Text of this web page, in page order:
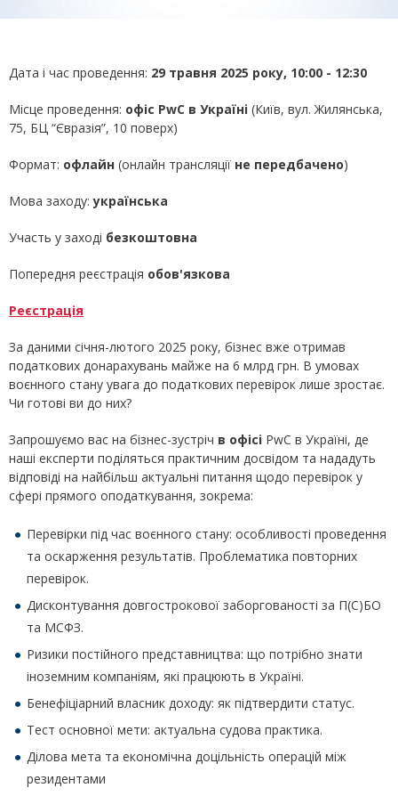
Дата і час проведення: 29 травня 2025 року, 10:00 - 12:30
Місце проведення: офіс PwC в Україні (Київ, вул. Жилянська,
75, БЦ “Євразія”, 10 поверх)
Формат: офлайн (онлайн трансляції не передбачено)
Мова заходу:українська
Участь у заході безкоштовна
Попередня реєстрація обов'язкова
Реєстрація
За даними січня-лютого 2025 року, бізнес вже отримав
податкових донарахувань майже на 6 млрд грн. В умовах
воєнного стану увага до податкових перевірок лише зростає.
Чи готові ви до них?
Запрошуємо вас на бізнес-зустріч в офісі PwC в Україні, де
наші експерти поділяться практичним досвідом та нададуть
відповіді на найбільш актуальні питання щодо перевірок у
сфері прямого оподаткування, зокрема:
Перевірки під час воєнного стану: особливості проведення
та оскарження результатів. Проблематика повторних
перевірок.
Дисконтування довгострокової заборгованості за П(С)БО
та МСФЗ.
Ризики постійного представництва: що потрібно знати
іноземним компаніям, які працюють в Україні.
Бенефіціарний власник доходу: як підтвердити статус.
Тест основної мети: актуальна судова практика.
Ділова мета та економічна доцільність операцій між
резидентами